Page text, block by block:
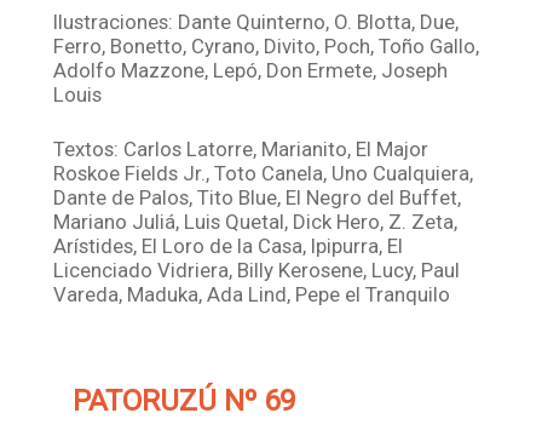
Ilustraciones: Dante Quinterno, O. Blotta, Due,
Ferro, Bonetto, Cyrano, Divito, Poch, Toño Gallo,
Adolfo Mazzone, Lepó, Don Ermete, Joseph
Louis
Textos: Carlos Latorre, Marianito, El Major
Roskoe Fields Jr., Toto Canela, Uno Cualquiera,
Dante de Palos, Tito Blue, El Negro del Buffet,
Mariano Juliá, Luis Quetal, Dick Hero, Z. Zeta,
Arístides, El Loro de la Casa, Ipipurra, El
Licenciado Vidriera, Billy Kerosene, Lucy, Paul
Vareda, Maduka, Ada Lind, Pepe el Tranquilo
PATORUZÚ Nº 69